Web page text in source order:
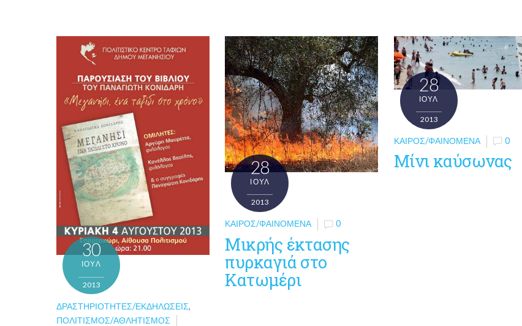
30
ΙΟΎΛ
2013
ΔΡΑΣΤΗΡΙΌΤΗΤΕΣ/ΕΚΔΗΛΏΣΕΙΣ,
ΠΟΛΙΤΙΣΜΌΣ/ΑΘΛΗΤΙΣΜΌΣ
28
ΙΟΎΛ
2013
ΚΑΙΡΌΣ/ΦΑΙΝΌΜΕΝΑ 0
Μικρής έκτασης
πυρκαγιά στο
Κατωμέρι
28
ΙΟΎΛ
2013
ΚΑΙΡΌΣ/ΦΑΙΝΌΜΕΝΑ 0
Μίνι καύσωνας